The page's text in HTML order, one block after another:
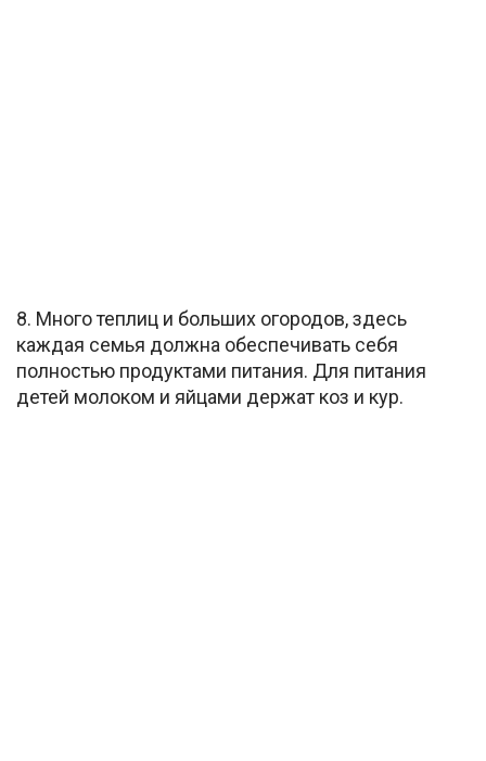
8. Много теплиц и больших огородов, здесь
каждая семья должна обеспечивать себя
полностью продуктами питания. Для питания
детей молоком и яйцами держат коз и кур.